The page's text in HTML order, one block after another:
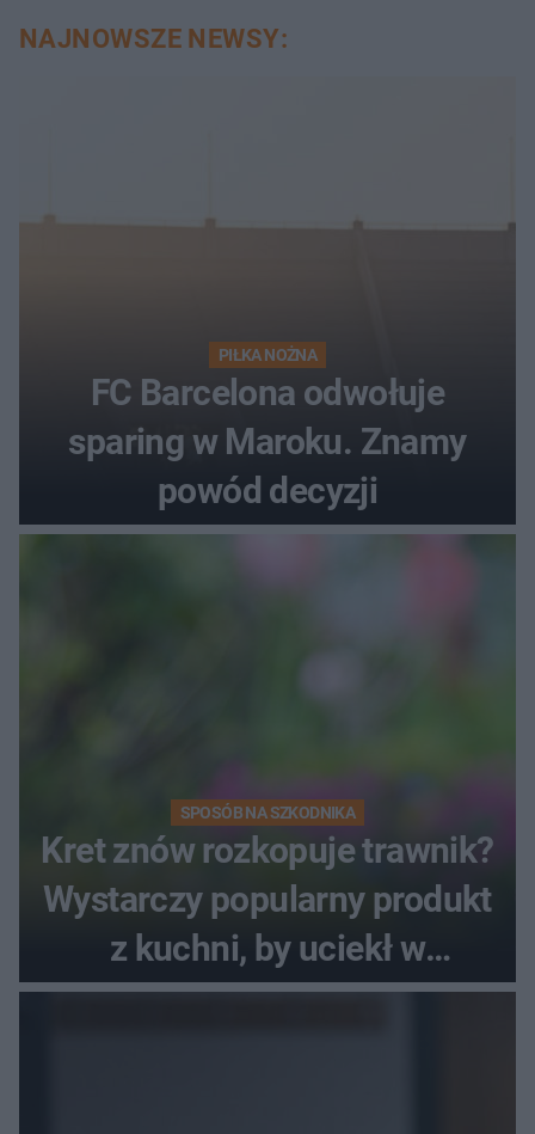
NAJNOWSZE NEWSY:
PIŁKA NOŻNA
FC Barcelona odwołuje
sparing w Maroku. Znamy
powód decyzji
SPOSÓB NA SZKODNIKA
Kret znów rozkopuje trawnik?
Wystarczy popularny produkt
z kuchni, by uciekł w
popłochu